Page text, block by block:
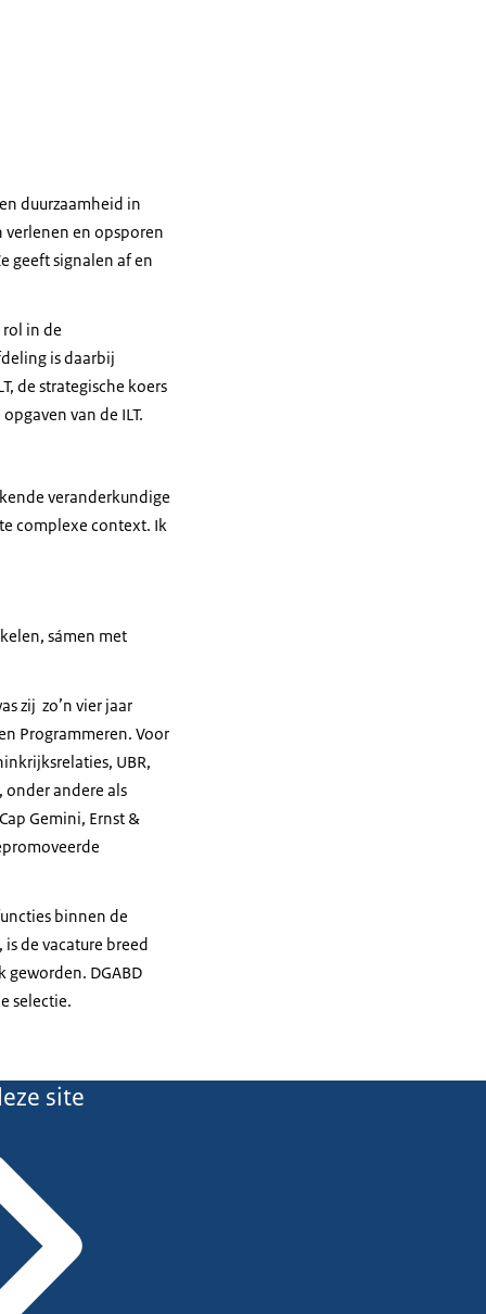
duurzaamheid in
en opsporen
geeft signalen af en
in de
is daarbij
de strategische koers
van de ILT.
veranderkundige
complexe context. Ik
sámen met
zij zo’n vier jaar
Programmeren. Voor
UBR,
onder andere als
Gemini, Ernst &
binnen de
de vacature breed
geworden. DGABD
selectie.
site